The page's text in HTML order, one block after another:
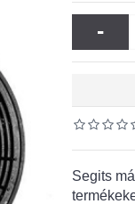
-
Segits